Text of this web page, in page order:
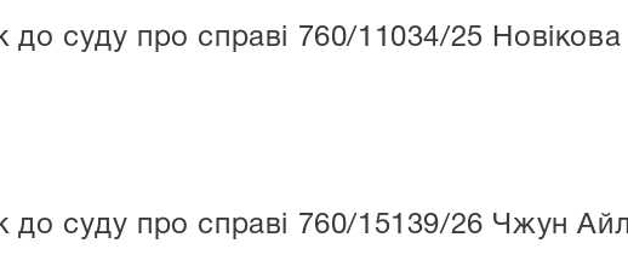
суду про справі 760/11034/25 Новікова
суду про справі 760/15139/26 Чжун